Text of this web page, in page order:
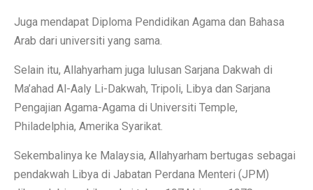
Juga mendapat Diploma Pendidikan Agama dan Bahasa
Arab dari universiti yang sama.
Selain itu, Allahyarham juga lulusan Sarjana Dakwah di
Ma’ahad Al-Aaly Li-Dakwah, Tripoli, Libya dan Sarjana
Pengajian Agama-Agama di Universiti Temple,
Philadelphia, Amerika Syarikat.
Sekembalinya ke Malaysia, Allahyarham bertugas sebagai
pendakwah Libya di Jabatan Perdana Menteri (JPM)